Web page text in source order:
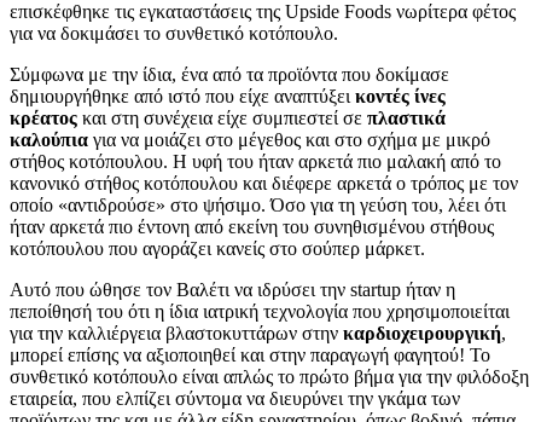
επισκέφθηκε τις εγκαταστάσεις της Upside Foods νωρίτερα φέτος
για να δοκιμάσει το συνθετικό κοτόπουλο.
Σύμφωνα με την ίδια, ένα από τα προϊόντα που δοκίμασε
δημιουργήθηκε από ιστό που είχε αναπτύξει κοντές ίνες
κρέατος και στη συνέχεια είχε συμπιεστεί σε πλαστικά
καλούπια για να μοιάζει στο μέγεθος και στο σχήμα με μικρό
στήθος κοτόπουλου. Η υφή του ήταν αρκετά πιο μαλακή από το
κανονικό στήθος κοτόπουλου και διέφερε αρκετά ο τρόπος με τον
οποίο «αντιδρούσε» στο ψήσιμο. Όσο για τη γεύση του, λέει ότι
ήταν αρκετά πιο έντονη από εκείνη του συνηθισμένου στήθους
κοτόπουλου που αγοράζει κανείς στο σούπερ μάρκετ.
Αυτό που ώθησε τον Βαλέτι να ιδρύσει την startup ήταν η
πεποίθησή του ότι η ίδια ιατρική τεχνολογία που χρησιμοποιείται
για την καλλιέργεια βλαστοκυττάρων στην καρδιοχειρουργική,
μπορεί επίσης να αξιοποιηθεί και στην παραγωγή φαγητού! Το
συνθετικό κοτόπουλο είναι απλώς το πρώτο βήμα για την φιλόδοξη
εταιρεία, που ελπίζει σύντομα να διευρύνει την γκάμα των